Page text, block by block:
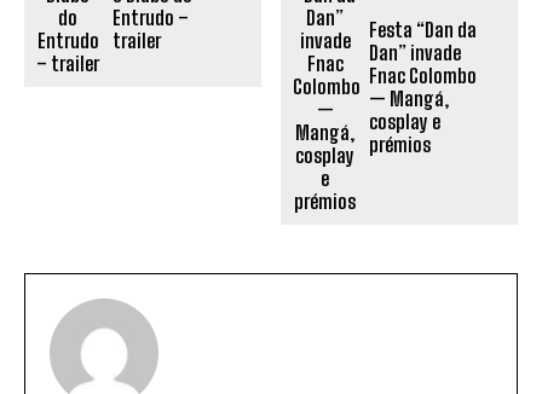
Entrudo –
trailer
Festa “Dan da
Dan” invade
Fnac Colombo
— Mangá,
cosplay e
prémios